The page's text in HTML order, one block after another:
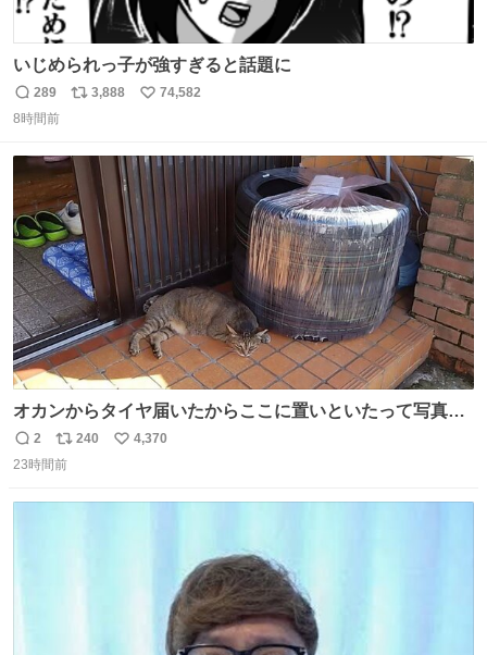
いじめられっ子が強すぎると話題に
返
信
289
リ
ト
数
3,888
い
数
74,582
8時間前
オカンからタイヤ届いたからここに置いといたって写真送
られてきたけど明らかに猫が邪魔くさそうな顔してて草
返
信
2
リ
ポ
240
い
4,370
23時間前